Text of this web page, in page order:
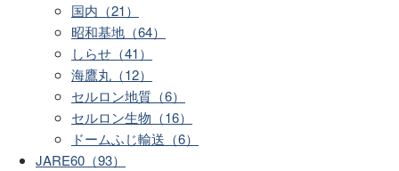
国内（21）
昭和基地（64）
しらせ（41）
海鷹丸（12）
セルロン地質（6）
セルロン生物（16）
ドームふじ輸送（6）
JARE60（93）